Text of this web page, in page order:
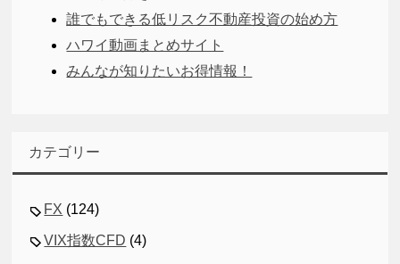
誰でもできる低リスク不動産投資の始め方
ハワイ動画まとめサイト
みんなが知りたいお得情報！
カテゴリー
FX (124)
VIX指数CFD (4)